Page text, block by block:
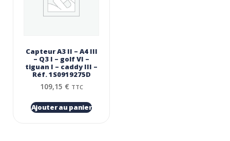
Capteur A3 II – A4 III
– Q3 I – golf VI –
tiguan I – caddy III –
Réf. 1S0919275D
109,15 € TTC
Ajouter au panier